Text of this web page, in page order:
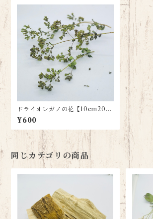
ドライオレガノの花【10cm20本
程度】
¥600
同じカテゴリの商品